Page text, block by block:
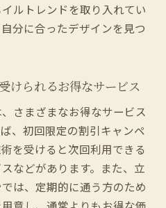
サロンを見極める方法
ロンで体験談を聞いてみ
足度の高いサロン一覧
なネイルサロン特集
しむためのサロン選び
も安心なネイルサロン
ンスが魅力のサロン紹介
質を兼ね備えたサロン探
ルトレンドを取り入れてい
分に合ったデザインを見つ
けられるお得なサービス
さまざまなお得なサービス
、初回限定の割引キャンペ
を受けると次回利用できる
などがあります。また、立
は、定期的に通う方のため